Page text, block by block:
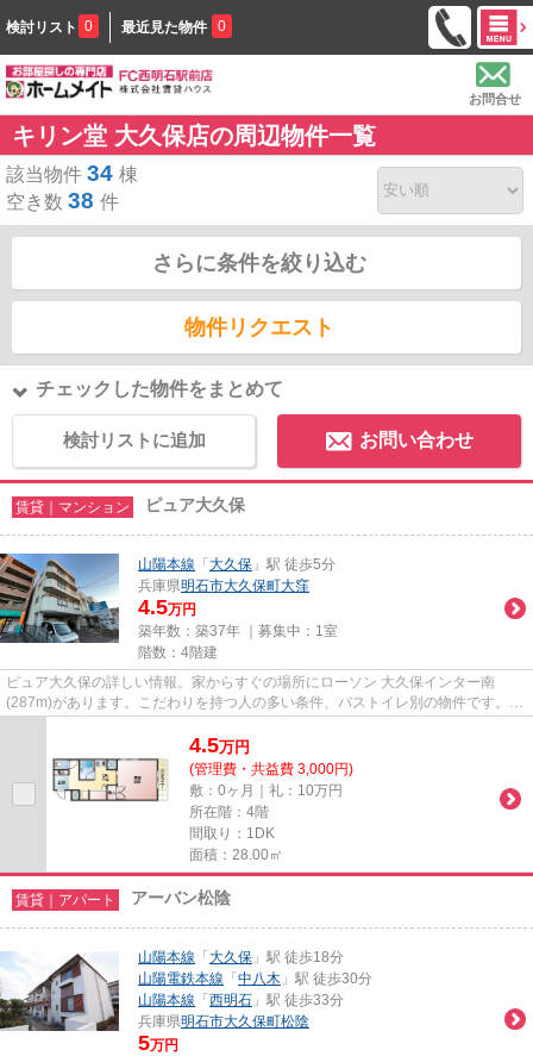
検討リスト 0 最近見た物件 0
お問合せ
キリン堂 大久保店の周辺物件一覧
該当物件 34 棟
空き数 38 件
さらに条件を絞り込む
物件リクエスト
チェックした物件をまとめて
検討リストに追加 お問い合わせ
賃貸｜マンション ピュア大久保
山陽本線 「 大久保 」駅 徒歩5分
兵庫県明石市大久保町大窪
4.5万円
築年数：築37年 ｜募集中： 1室
階数：4階建
ピュア大久保の詳しい情報。家からすぐの場所にローソン 大久保インター南
(287m)があります。こだわりを持つ人の多い条件、バストイレ別の物件です。軽
4.5万円
(管理費・共益費 3,000円)
敷：0ヶ月｜礼：10万円
所在階：4階
間取り：1DK
面積：28.00㎡
賃貸｜アパート アーバン松陰
山陽本線 「 大久保 」駅 徒歩18分
山陽電鉄本線 「 中八木 」駅 徒歩30分
山陽本線 「 西明石 」駅 徒歩33分
兵庫県明石市大久保町松陰
5万円